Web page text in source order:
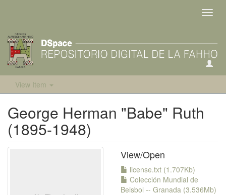
View Item
George Herman "Babe" Ruth
(1895-1948)
View/Open
license.txt (1.707Kb)
Colección Mundial de
Beisbol -- Granada (3.536Mb)